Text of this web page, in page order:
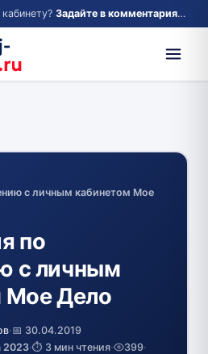
Задайте в комментариях — ответим!
с личным кабинетом Мое
по
с личным
Мое Дело
·📅 30.04.2019
2023·⏱️ 3 мин чтения· 399·